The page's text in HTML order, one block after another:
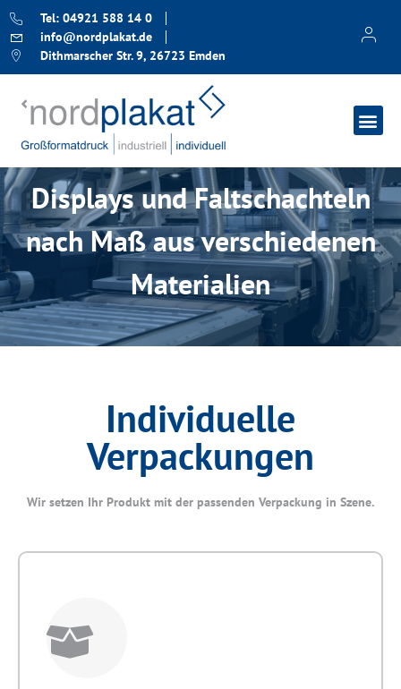
Tel: 04921 588 14 0
info@nordplakat.de
Dithmarscher Str. 9, 26723 Emden
Displays und Faltschachteln
nach Maß aus verschiedenen
Materialien
Individuelle
Verpackungen
Wir setzen Ihr Produkt mit der passenden Verpackung in Szene.